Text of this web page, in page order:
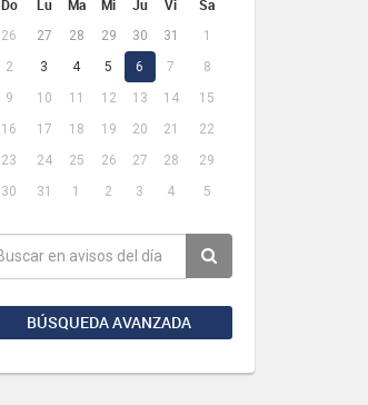
Do Lu Ma Mi Ju Vi Sa
26 27 28 29 30 31
1
2
3 4 5 6 7
8
9
10 11 12 13 14
15
16
17 18 19 20 21
22
23
24 25 26 27 28
29
30
31 1 2 3 4 5
BÚSQUEDA AVANZADA